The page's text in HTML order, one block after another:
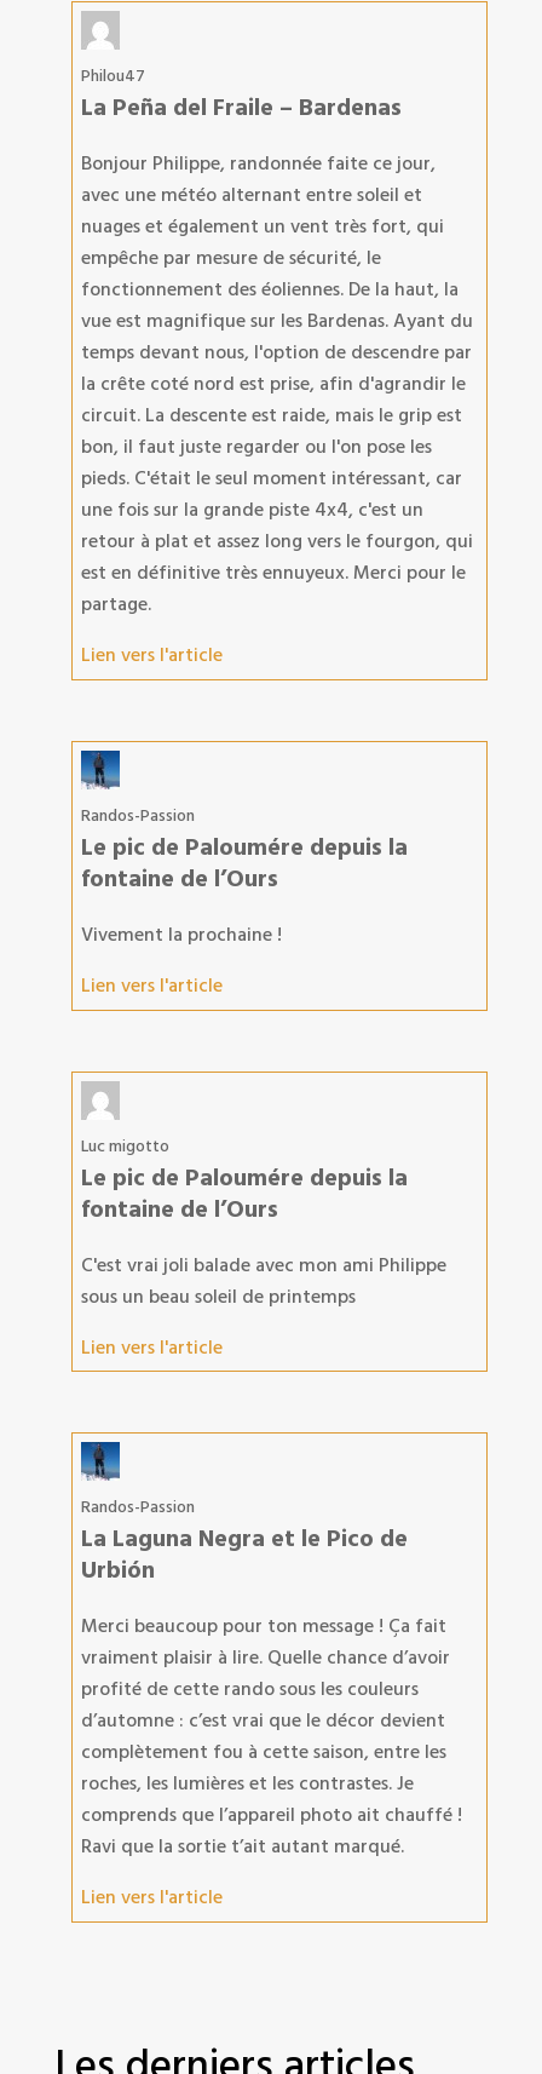
Philou47
La Peña del Fraile – Bardenas
Bonjour Philippe, randonnée faite ce jour,
avec une météo alternant entre soleil et
nuages et également un vent très fort, qui
empêche par mesure de sécurité, le
fonctionnement des éoliennes. De la haut, la
vue est magnifique sur les Bardenas. Ayant du
temps devant nous, l'option de descendre par
la crête coté nord est prise, afin d'agrandir le
circuit. La descente est raide, mais le grip est
bon, il faut juste regarder ou l'on pose les
pieds. C'était le seul moment intéressant, car
une fois sur la grande piste 4x4, c'est un
retour à plat et assez long vers le fourgon, qui
est en définitive très ennuyeux. Merci pour le
partage.
Lien vers l'article
Randos-Passion
Le pic de Paloumére depuis la
fontaine de l’Ours
Vivement la prochaine !
Lien vers l'article
Luc migotto
Le pic de Paloumére depuis la
fontaine de l’Ours
C'est vrai joli balade avec mon ami Philippe
sous un beau soleil de printemps
Lien vers l'article
Randos-Passion
La Laguna Negra et le Pico de
Urbión
Merci beaucoup pour ton message ! Ça fait
vraiment plaisir à lire. Quelle chance d’avoir
profité de cette rando sous les couleurs
d’automne : c’est vrai que le décor devient
complètement fou à cette saison, entre les
roches, les lumières et les contrastes. Je
comprends que l’appareil photo ait chauffé !
Ravi que la sortie t’ait autant marqué.
Lien vers l'article